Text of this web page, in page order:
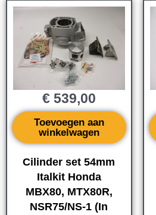
Cilinder set 54mm
Italkit Honda
MBX80, MTX80R,
NSR75/NS-1 (In
€539,00
Toevoegen aan
winkelwagen